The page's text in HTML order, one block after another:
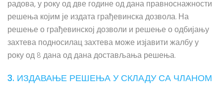
радова, у року од две године од дана правноснажности
решења којим је издата грађевинска дозвола. На
решење о грађевинској дозволи и решење о одбијању
захтева подносилац захтева може изјавити жалбу у
року од 8 дана од дана достављања решења.
3. ИЗДАВАЊЕ РЕШЕЊА У СКЛАДУ СА ЧЛАНОМ